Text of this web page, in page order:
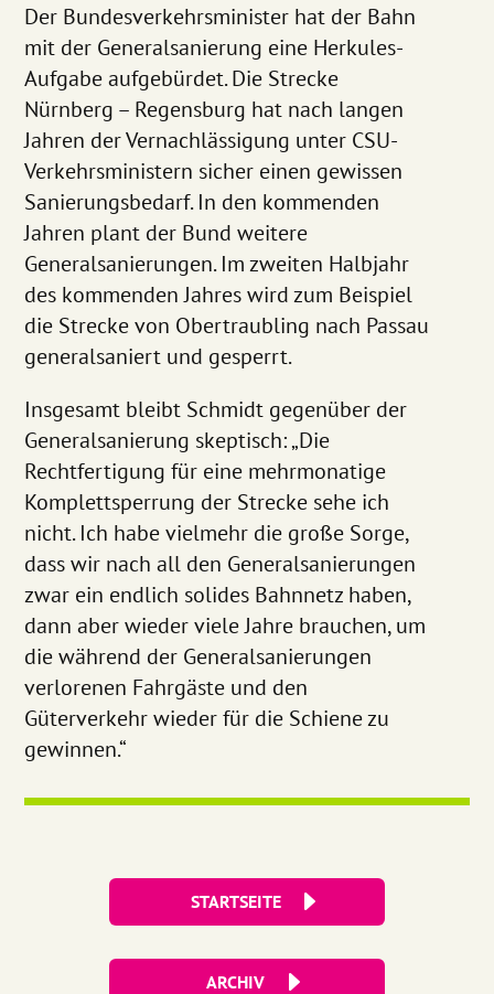
Der Bundesverkehrsminister hat der Bahn
mit der Generalsanierung eine Herkules-
Aufgabe aufgebürdet. Die Strecke
Nürnberg – Regensburg hat nach langen
Jahren der Vernachlässigung unter CSU-
Verkehrsministern sicher einen gewissen
Sanierungsbedarf. In den kommenden
Jahren plant der Bund weitere
Generalsanierungen. Im zweiten Halbjahr
des kommenden Jahres wird zum Beispiel
die Strecke von Obertraubling nach Passau
generalsaniert und gesperrt.
Insgesamt bleibt Schmidt gegenüber der
Generalsanierung skeptisch: „Die
Rechtfertigung für eine mehrmonatige
Komplettsperrung der Strecke sehe ich
nicht. Ich habe vielmehr die große Sorge,
dass wir nach all den Generalsanierungen
zwar ein endlich solides Bahnnetz haben,
dann aber wieder viele Jahre brauchen, um
die während der Generalsanierungen
verlorenen Fahrgäste und den
Güterverkehr wieder für die Schiene zu
gewinnen.“
STARTSEITE
ARCHIV